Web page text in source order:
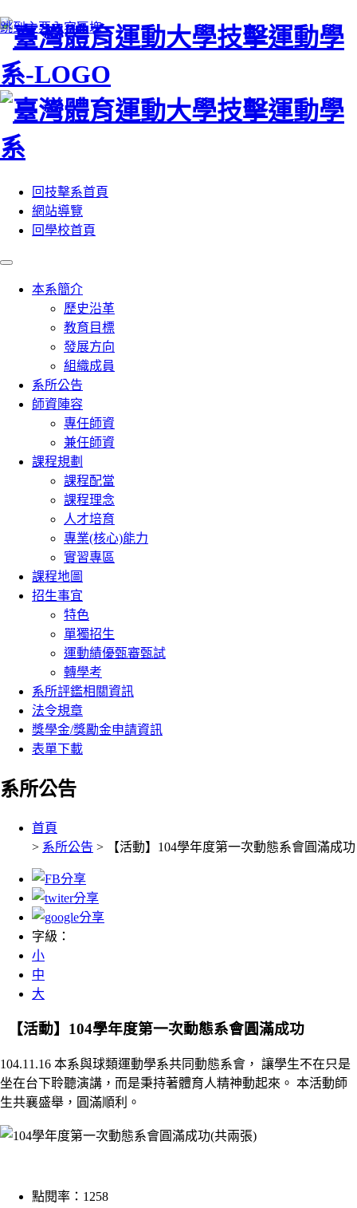
跳到主要內容區塊
:::
回技擊系首頁
網站導覽
回學校首頁
本系簡介
歷史沿革
教育目標
發展方向
組織成員
系所公告
師資陣容
專任師資
兼任師資
課程規劃
課程配當
課程理念
人才培育
專業(核心)能力
實習專區
課程地圖
招生事宜
特色
單獨招生
運動績優甄審甄試
轉學考
系所評鑑相關資訊
法令規章
獎學金/獎勵金申請資訊
表單下載
系所公告
首頁
> 系所公告 > 【活動】104學年度第一次動態系會圓滿成功
字級：
小
中
大
【活動】104學年度第一次動態系會圓滿成功
104.11.16 本系與球類運動學系共同動態系會， 讓學生不在只是
坐在台下聆聽演講，而是秉持著體育人精神動起來。 本活動師
生共襄盛舉，圓滿順利。
點閱率：1258